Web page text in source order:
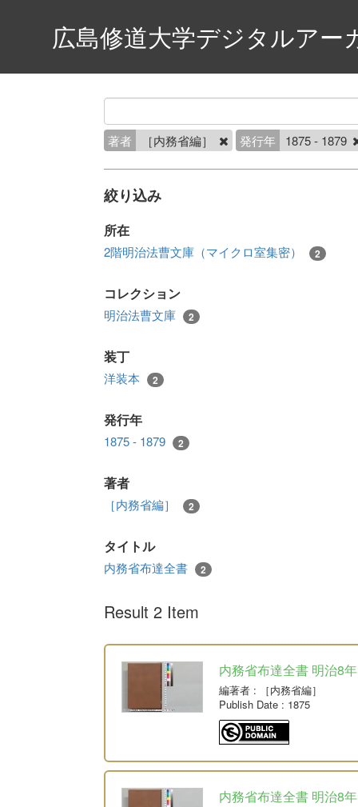
広島修道大学デジタルアー
著者 ［内務省編］ 発行年 1875 - 1879
絞り込み
所在
2階明治法曹文庫（マイクロ室集密） 2
コレクション
明治法曹文庫 2
装丁
洋装本 2
発行年
1875 - 1879 2
著者
［内務省編］ 2
タイトル
内務省布達全書 2
Result 2 Item
内務省布達全書 明治8年
編著者 : ［内務省編］
Publish Date : 1875
内務省布達全書 明治8年